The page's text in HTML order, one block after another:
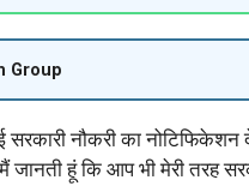
Group
सरकारी नौकरी का
जानती हूं कि आप भी मेरी तरह